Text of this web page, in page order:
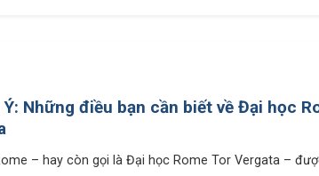
Ý: Những điều bạn cần biết về Đại học
– hay còn gọi là Đại học Rome Tor Vergata –